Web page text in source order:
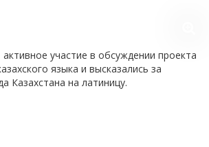
участие в обсуждении проекта
языка и высказались за
Казахстана на латиницу.